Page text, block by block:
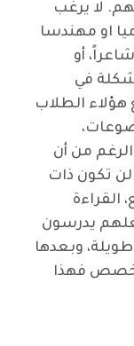
لا يرغب
او مهندسا
أو
في
هؤلاء الطلاب
من أن
لن تكون ذات
يدرسون
10 سنوات طويلة، وبعدها
فهذا